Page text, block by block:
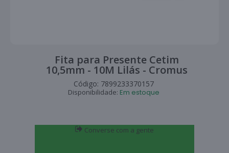
Fita para Presente Cetim
10,5mm - 10M Lilás - Cromus
Código: 7899233370157
Disponibilidade: Em estoque
Converse com a gente